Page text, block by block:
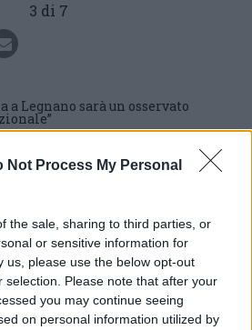
Not Process My Personal
the sale, sharing to third parties, or
or sensitive information for
us, please use the below opt-out
selection. Please note that after your
you may continue seeing
on personal information utilized by
3 di 7
a Legnano sarà un osservato